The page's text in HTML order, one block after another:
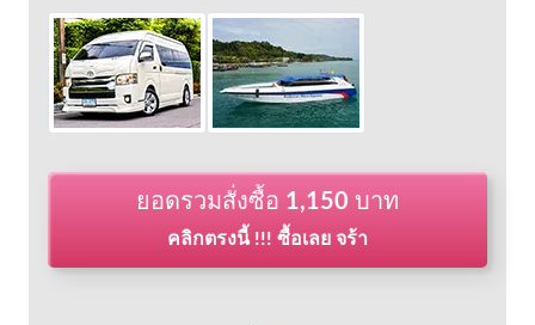
ยอดรวมสั่งซื้อ 1,150 บาท
คลิกตรงนี้ !!! ซื้อเลย จร้า